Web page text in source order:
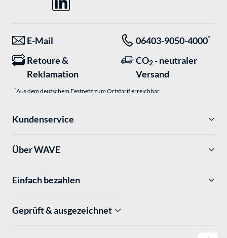
E-Mail 06403-9050-4000*
Retoure &
Reklamation
CO2 - neutraler
Versand
*Aus dem deutschem Festnetz zum Ortstarif erreichbar.
Kundenservice
Über WAVE
Einfach bezahlen
Geprüft & ausgezeichnet